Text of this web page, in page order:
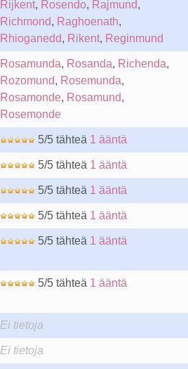
Rijkent, Rosendo, Rajmund,
Richmond, Raghoenath,
Rhioganedd, Rikent, Reginmund
Rosamunda, Rosanda, Richenda,
Rozomund, Rosemunda,
Rosamonde, Rosamund,
Rosemonde
5/5 tähteä 1 ääntä
5/5 tähteä 1 ääntä
5/5 tähteä 1 ääntä
5/5 tähteä 1 ääntä
5/5 tähteä 1 ääntä
5/5 tähteä 1 ääntä
Ei tietoja
Ei tietoja